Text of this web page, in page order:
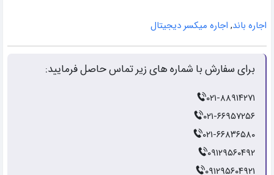
اجاره باند, اجاره میکسر دیجیتال
برای سفارش با شماره های زیر تماس حاصل فرمایید:
۰۲۱-۸۸۹۱۴۲۷۱
۰۲۱-۶۶۹۵۷۲۵۶
۰۲۱-۶۶۸۳۶۵۸۰
۰۹۱۲۹۵۶۰۴۹۲
۰۹۱۲۹۵۶۰۴۹۲۱